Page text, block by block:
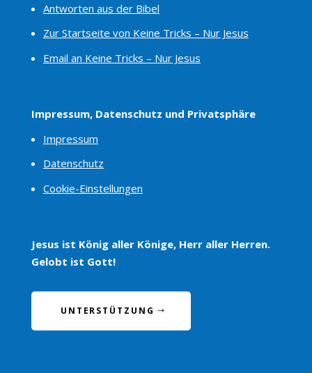
Antworten aus der Bibel
Zur Startseite von Keine Tricks – Nur Jesus
Email an Keine Tricks – Nur Jesus
Impressum, Datenschutz und Privatsphäre
Impressum
Datenschutz
Cookie-Einstellungen
Jesus ist König aller Könige, Herr aller Herren.
Gelobt ist Gott!
UNTERSTÜTZUNG